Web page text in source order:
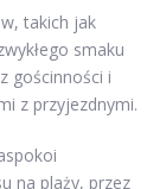
takich jak
smaku
gościnności i
z przyjezdnymi.
na plaży, przez